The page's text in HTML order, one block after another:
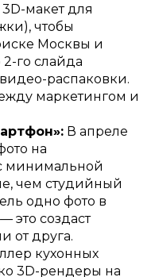
макет для
чтобы
Москвы и
го слайда
распаковки.
маркетингом и
В апреле
на
минимальной
чем студийный
одно фото в
это создаст
от друга.
кухонных
3D-рендеры на